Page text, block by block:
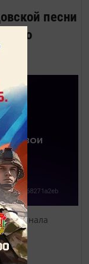
песни
журнала